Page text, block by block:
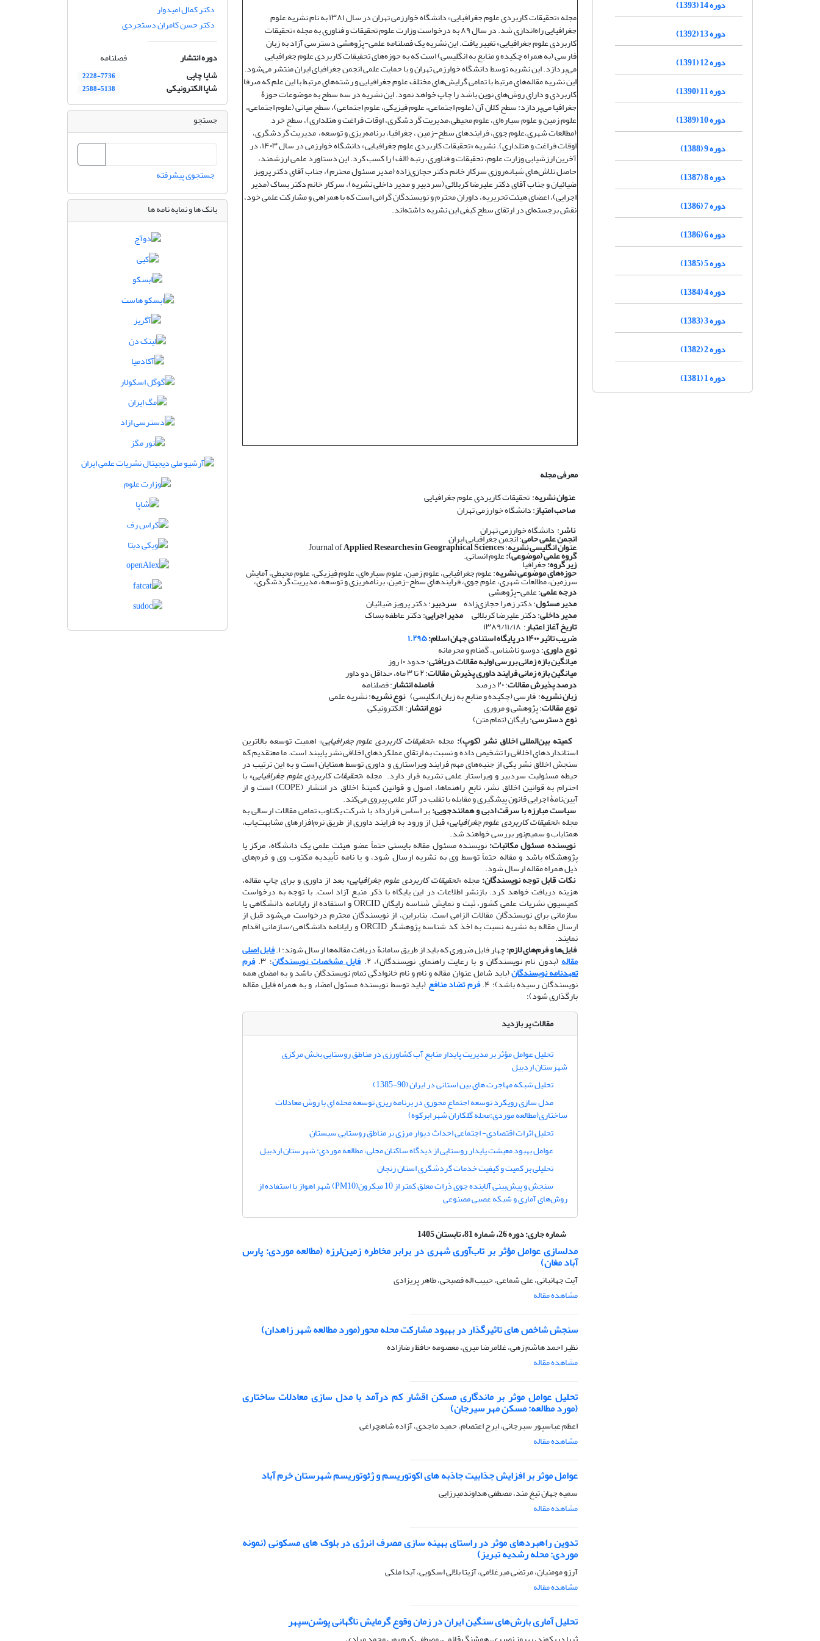
دوره 14 (1393)
دوره 13 (1392)
دوره 12 (1391)
دوره 11 (1390)
دوره 10 (1389)
دوره 9 (1388)
دوره 8 (1387)
دوره 7 (1386)
دوره 6 (1386)
دوره 5 (1385)
دوره 4 (1384)
دوره 3 (1383)
دوره 2 (1382)
دوره 1 (1381)
مجله «تحقیقات کاربردی علوم جغرافیایی» دانشگاه خوارزمی تهران در سال ۱۳۸۱ به نام نشریه علوم
جغرافیایی راه‌اندازی شد. در سال ۸۹ به درخواست وزارت علوم تحقیقات و فناوری به مجله «تحقیقات
کاربردی علوم جغرافیایی» تغییر یافت. این نشریه یک فصلنامه علمی‌-پژوهشی دسترسی آزاد به زبان
فارسی (به همراه چکیده و منابع به انگلیسی) است که به حوزه‌های تحقیقات کاربردی علوم جغرافیایی
می‌پردازد. این نشریه توسط دانشگاه خوارزمی تهران و با حمایت علمی انجمن جغرافیای ایران منتشر می‌شود.
این نشریه مقاله‌های مرتبط با تمامی گرایش‌های مختلف علوم جغرافیایی و رشته‌های مرتبط با این علم که صرفا
کاربردی و دارای روش‌های نوین باشد را چاپ خواهد نمود. این نشریه در سه سطح به موضوعات حوزۀ
جغرافیا می‌پردازد: سطح کلان آن (علوم اجتماعی، علوم فیزیکی، علوم اجتماعی)، سطح میانی (علوم اجتماعی،
علوم زمین و علوم سیاره‌ای، علوم محیطی،مدیریت گردشگری، اوقات فراغت و هتلداری)، سطح خرد
(مطالعات شهری،علوم جوی، فرایندهای سطح-زمین ، جغرافیا، برنامه‌ریزی و توسعه، مدیریت گردشگری،
اوقات فراغت و هتلداری). نشریه «تحقیقات کاربردی علوم جغرافیایی» دانشگاه خوارزمی در سال ۱۴۰۳، در
آخرین ارزشیابی وزارت علوم، تحقیقات و فناوری، رتبه (الف) را کسب کرد. این دستاورد علمی ارزشمند،
حاصل تلاش‌های شبانه‌روزی سرکار خانم دکتر حجازی‌زاده (مدیر مسئول محترم)، جناب آقای دکتر پرویز
ضیائیان و جناب آقای دکتر علیرضا کربلائی (سردبیر و مدیر داخلی نشریه)، سرکار خانم دکتر بساک (مدیر
اجرایی)، اعضای هیئت تحریریه، داوران محترم و نویسندگان گرامی است که با همراهی و مشارکت علمی خود،
نقش برجسته‌ای در ارتقای سطح کیفی این نشریه داشته‌اند.
معرفی مجله
عنوان نشریه: تحقیقات کاربردی علوم جغرافیایی
صاحب امتیاز: دانشگاه خوارزمی تهران
ناشر: دانشگاه خوارزمی تهران
انجمن علمی حامی: انجمن جغرافیایی ایران
عنوان انگلیسی نشریه: Journal of
Applied Researches in Geographical Sciences
گروه علمی (موضوعی):علوم انسانی.
زیر گروه:جغرافیا
حوزه‌های موضوعی نشریه: علوم جغرافیایی، علوم زمین، علوم سیاره‌ای، علوم فیزیکی، علوم محیطی، آمایش
سرزمین، مطالعات شهری، علوم جوی، فرایندهای سطح-زمین، برنامه‌ریزی و توسعه، مدیریت گردشگری،
درجه علمی: علمی-پژوهشی
مدیر مسئول: دکتر زهرا حجازی‌زاده سردبیر: دکتر پرویز ضیائیان
مدیر داخلی: دکتر علیرضا کربلائی مدیر اجرایی: دکتر عاطفه بساک
تاریخ آغاز اعتبار: ۱۳۸۹/۱۱/۱۸
ضریب تاثیر ۱۴۰۰ در پایگاه استنادی جهان اسلام: ۱.۲۹۵
نوع داوری: دوسو ناشناس، گمنام و محرمانه
​​​​​​​میانگین بازه زمانی بررسی اولیه مقالات دریافتی: حدود ۱۰ روز
​​​​​​​میانگین بازه زمانی فرایند داوری پذیرش مقالات: ۲ تا ۳ ماه، حداقل دو داور
درصد پذیرش مقالات: ۲۰ درصد ​​​​​​​فاصله انتشار: فصلنامه
زبان نشریه: فارسی (چکیده و منابع به زبان انگلیسی) ​​​​​​​نوع نشریه: نشریه علمی
​​​​​​​نوع مقالات: پژوهشی و مروری ​​​​​​​نوع انتشار: الکترونیکی
​​​​​​​نوع دسترسی: رایگان (تمام متن)
​​​​​​​کمیته بین‌المللی اخلاق نشر (کوپ): مجله «تحقیقات کاربردی علوم جغرافیایی» اهمیت توسعه بالاترین
استانداردهای اخلاقی را تشخیص داده و نسبت به ارتقای عملکردهای اخلاقی نشر پایبند است. ما معتقدیم که
سنجش اخلاق نشر یکی از جنبه‌های مهم فرایند ویراستاری و داوری توسط همتایان است و به این ترتیب در
حیطه مسئولیت سردبیر و ویراستار علمی نشریه قرار دارد. مجله «تحقیقات کاربردی علوم جغرافیایی» با
احترام به قوانین اخلاق نشر، تابع راهنماها، اصول و قوانین کمیتۀ اخلاق در انتشار (COPE) است و از
آیین‌نامۀ اجرایی قانون پیشگیری و مقابله با تقلب در آثار علمی پیروی می‌کند.
سیاست مبارزه با سرقت ادبی و همانندجویی:بر اساس قرارداد با شرکت یکتاوب تمامی مقالات ارسالی به
مجله «تحقیقات کاربردی علوم جغرافیایی» قبل از ورود به فرایند داوری از طریق نرم‌افزارهای مشابهت‌یاب،
همتایاب و سمیم‌نور بررسی خواهند شد.
​​​​​​​نویسنده مسئول مکاتبات:نویسنده مسئول مقاله بایستی حتماً عضو هیئت علمی یک دانشگاه، مرکز یا
پژوهشگاه باشد و مقاله حتماً توسط وی به نشریه ارسال شود، و یا نامه تأییدیه مکتوب وی و فرم‌های
ذیل همراه مقاله ارسال شود.
​​​​​​​نکات قابل توجه نویسندگان:مجله «تحقیقات کاربردی علوم جغرافیایی» بعد از داوری و برای چاپ مقاله،
هزینه دریافت خواهد کرد. بازنشر اطلاعات در این پایگاه با ذکر منبع آزاد است. با توجه به درخواست
کمیسیون نشریات علمی کشور، ثبت و نمایش شناسه رایگان ORCID و استفاده از رایانامه دانشگاهی یا
سازمانی برای نویسندگان مقالات الزامی است. بنابراین، از نویسندگان محترم درخواست می‌شود قبل از
ارسال مقاله به نشریه نسبت به اخذ کد شناسه پژوهشگر ORCID و رایانامه دانشگاهی/سازمانی اقدام
نمایند.
​​​​​​​فایل‌ها و فرم‌های لازم:چهار فایل ضروری که باید از طریق سامانۀ دریافت مقاله‌ها ارسال شوند: ۱. فایل اصلی
مقاله(بدون نام نویسندگان و با رعایت راهنمای نویسندگان)، ۲. فایل مشخصات نویسندگان؛ ۳. فرم
تعهدنامه نویسندگان(باید شامل عنوان مقاله و نام و نام خانوادگی تمام نویسندگان باشد و به امضای همه
نویسندگان رسیده باشد)؛ ۴. فرم تضاد منافع(باید توسط نویسنده مسئول امضاء و به همراه فایل مقاله
بارگذاری شود)؛
مقالات پر بازدید
تحلیل عوامل مؤثر بر مدیریت پایدار منابع آب کشاورزی در مناطق روستایی بخش مرکزی
شهرستان اردبیل
تحلیل شبکه مهاجرت های بین استانی در ایران (90-1385)
مدل سازی رویکرد توسعه اجتماع محوری در برنامه ریزی توسعه محله ای با روش معادلات
ساختاری(مطالعه موردی:محله گلکاران شهر ابرکوه)
تحلیل اثرات اقتصادی- اجتماعی احداث دیوار مرزی بر مناطق روستایی سیستان
عوامل بهبود معیشت پایدار روستایی از دیدگاه ساکنان محلی، مطالعه موردی: شهرستان اردبیل
تحلیلی بر کمیت و کیفیت خدمات گردشگری استان زنجان
سنجش و پیش‌بینی آلاینده جوی ذرات معلق کمتر از 10 میکرون(PM10) شهر اهواز با استفاده از
روش‌های آماری و شبکه عصبی مصنوعی
شماره جاری:دوره 26، شماره 81، تابستان 1405
مدلسازی عوامل مؤثر بر تاب‌آوری شهری در برابر مخاطره زمین‌لرزه (مطالعه موردی: پارس
آباد مغان)
آیت جهانبانی، علی شماعی، حبیب اله فصیحی، طاهر پریزادی
مشاهده مقاله
سنجش شاخص های تاثیرگذار در بهبود مشارکت محله محور(مورد مطالعه شهر زاهدان)
نظیر احمد هاشم زهی، غلامرضا میری، معصومه حافظ رضازاده
مشاهده مقاله
تحلیل عوامل موثر بر ماندگاری مسکن اقشار کم درآمد با مدل سازی معادلات ساختاری
(مورد مطالعه: مسکن مهر سیرجان)
اعظم عباسپور سیرجانی، ایرج اعتصام، حمید ماجدی، آزاده شاهچراغی
مشاهده مقاله
عوامل موثر بر افزایش جذابیت جاذبه های اکوتوریسم و ژئوتوریسم شهرستان خرم آباد
سمیه جهان تیغ مند، مصطفی هداوندمیرزایی
مشاهده مقاله
تدوین راهبردهای موثر در راستای بهینه سازی مصرف انرژی در بلوک های مسکونی (نمونه
موردی: محله رشدیه تبریز)
آرزو مومنیان، مرتضی میرغلامی، آزیتا بلالی اسکویی، آیدا ملکی
مشاهده مقاله
تحلیل آماری بارش‌های سنگین ایران در زمان وقوع گرمایش ناگهانی پوشن‌سپهر
دکتر کمال امیدوار
دکتر حسن کامران دستجردی
دوره انتشار
فصلنامه
شاپا چاپی
2228-7736
شاپا الکترونیکی 2588-5138
جستجو
جستجوی پیشرفته
بانک ها و نمایه نامه ها